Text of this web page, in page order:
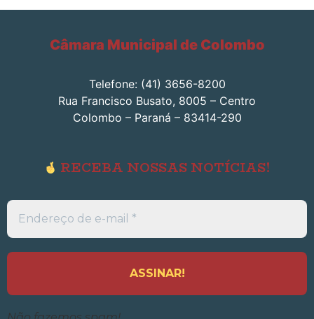
Câmara Municipal de Colombo
Telefone: (41) 3656-8200
Rua Francisco Busato, 8005 – Centro
Colombo – Paraná – 83414-290
RECEBA NOSSAS NOTÍCIAS!
Endereço
de
e-
*